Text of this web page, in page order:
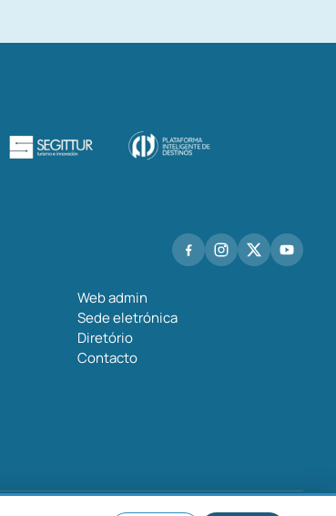
Web admin
Sede eletrónica
Diretório
Contacto